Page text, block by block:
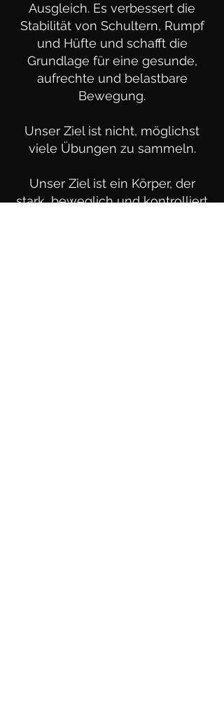
Ausgleich. Es verbessert die
Stabilität von Schultern, Rumpf
und Hüfte und schafft die
Grundlage für eine gesunde,
aufrechte und belastbare
Bewegung.
Unser Ziel ist nicht, möglichst
viele Übungen zu sammeln.
Unser Ziel ist ein Körper, der
stark, beweglich und kontrolliert